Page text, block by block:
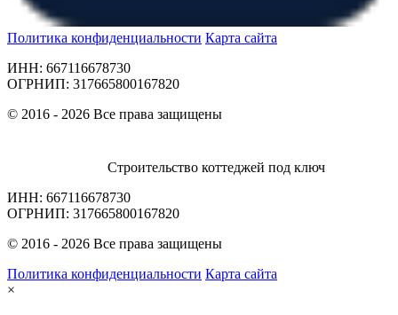
Политика конфиденциальности Карта сайта
ИНН: 667116678730
ОГРНИП: 317665800167820
© 2016 - 2026 Все права защищены
Строительство коттеджей под ключ
ИНН: 667116678730
ОГРНИП: 317665800167820
© 2016 - 2026 Все права защищены
Политика конфиденциальности Карта сайта
×